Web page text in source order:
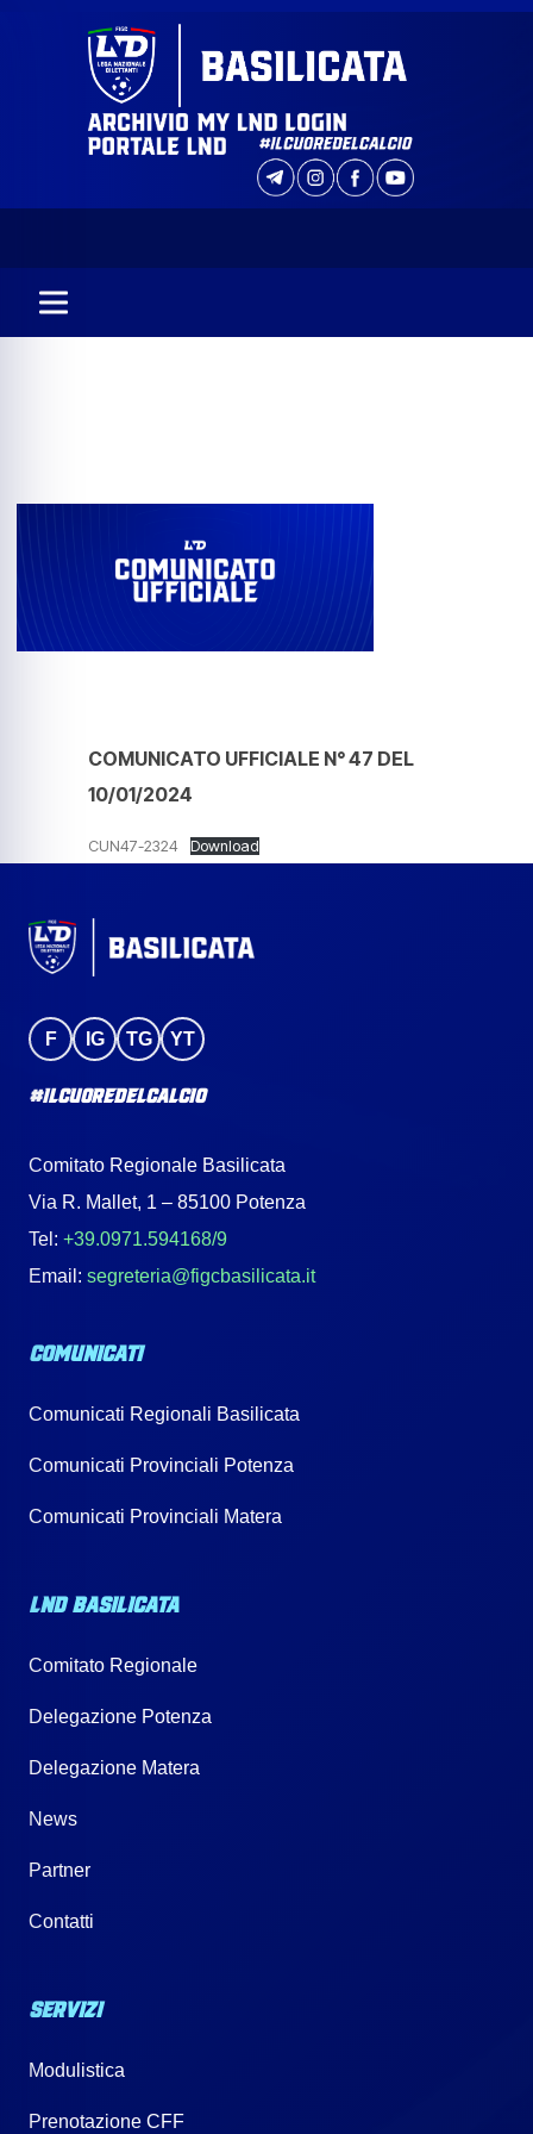
COMUNICATO UFFICIALE N° 47 DEL
10/01/2024
CUN47-2324 Download
F IG TG YT
#IlCuoreDelCalcio
Comitato Regionale Basilicata
Via R. Mallet, 1 – 85100 Potenza
Tel: +39.0971.594168/9
Email: segreteria@figcbasilicata.it
COMUNICATI
Comunicati Regionali Basilicata
Comunicati Provinciali Potenza
Comunicati Provinciali Matera
LND BASILICATA
Comitato Regionale
Delegazione Potenza
Delegazione Matera
News
Partner
Contatti
SERVIZI
Modulistica
Prenotazione CFF